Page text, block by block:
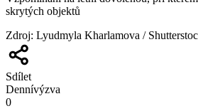
skrytých objektů
Zdroj: Lyudmyla Kharlamova /
Sdílet
Dennívýzva
0